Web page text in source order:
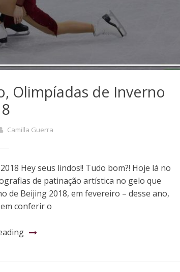
Olimpíadas de Inverno
Camilla Guerra
Hey seus lindos!! Tudo bom?! Hoje lá no
de patinação artística no gelo que
de Beijing 2018, em fevereiro – desse ano,
conferir o